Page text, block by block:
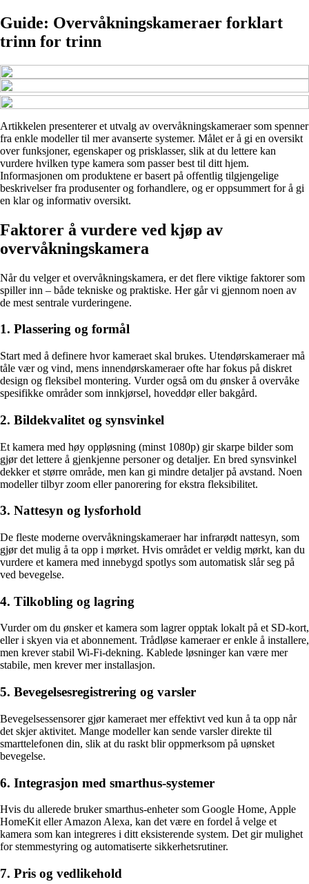
Guide: Overvåkningskameraer forklart
trinn for trinn
Artikkelen presenterer et utvalg av overvåkningskameraer som spenner
fra enkle modeller til mer avanserte systemer. Målet er å gi en oversikt
over funksjoner, egenskaper og prisklasser, slik at du lettere kan
vurdere hvilken type kamera som passer best til ditt hjem.
Informasjonen om produktene er basert på offentlig tilgjengelige
beskrivelser fra produsenter og forhandlere, og er oppsummert for å gi
en klar og informativ oversikt.
Faktorer å vurdere ved kjøp av
overvåkningskamera
Når du velger et overvåkningskamera, er det flere viktige faktorer som
spiller inn – både tekniske og praktiske. Her går vi gjennom noen av
de mest sentrale vurderingene.
1. Plassering og formål
Start med å definere hvor kameraet skal brukes. Utendørskameraer må
tåle vær og vind, mens innendørskameraer ofte har fokus på diskret
design og fleksibel montering. Vurder også om du ønsker å overvåke
spesifikke områder som innkjørsel, hoveddør eller bakgård.
2. Bildekvalitet og synsvinkel
Et kamera med høy oppløsning (minst 1080p) gir skarpe bilder som
gjør det lettere å gjenkjenne personer og detaljer. En bred synsvinkel
dekker et større område, men kan gi mindre detaljer på avstand. Noen
modeller tilbyr zoom eller panorering for ekstra fleksibilitet.
3. Nattesyn og lysforhold
De fleste moderne overvåkningskameraer har infrarødt nattesyn, som
gjør det mulig å ta opp i mørket. Hvis området er veldig mørkt, kan du
vurdere et kamera med innebygd spotlys som automatisk slår seg på
ved bevegelse.
4. Tilkobling og lagring
Vurder om du ønsker et kamera som lagrer opptak lokalt på et SD-kort,
eller i skyen via et abonnement. Trådløse kameraer er enkle å installere,
men krever stabil Wi-Fi-dekning. Kablede løsninger kan være mer
stabile, men krever mer installasjon.
5. Bevegelsesregistrering og varsler
Bevegelsessensorer gjør kameraet mer effektivt ved kun å ta opp når
det skjer aktivitet. Mange modeller kan sende varsler direkte til
smarttelefonen din, slik at du raskt blir oppmerksom på uønsket
bevegelse.
6. Integrasjon med smarthus-systemer
Hvis du allerede bruker smarthus-enheter som Google Home, Apple
HomeKit eller Amazon Alexa, kan det være en fordel å velge et
kamera som kan integreres i ditt eksisterende system. Det gir mulighet
for stemmestyring og automatiserte sikkerhetsrutiner.
7. Pris og vedlikehold